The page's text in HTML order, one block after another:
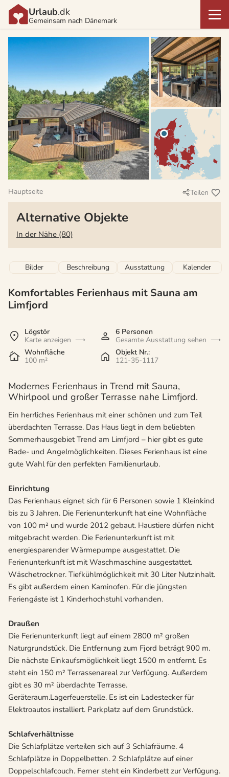
Urlaub.dk
Gemeinsam nach Dänemark
Hauptseite Teilen
Alternative Objekte
In der Nähe (80)
Bilder Beschreibung Ausstattung Kalender
Komfortables Ferienhaus mit Sauna am
Limfjord
Lögstör
Karte anzeigen
6 Personen
Gesamte Ausstattung sehen
Wohnfläche
100 m²
Objekt Nr.:
121-35-1117
Modernes Ferienhaus in Trend mit Sauna,
Whirlpool und großer Terrasse nahe Limfjord.
Ein herrliches Ferienhaus mit einer schönen und zum Teil
überdachten Terrasse. Das Haus liegt in dem beliebten
Sommerhausgebiet Trend am Limfjord – hier gibt es gute
Bade- und Angelmöglichkeiten. Dieses Ferienhaus ist eine
gute Wahl für den perfekten Familienurlaub.
Einrichtung
Das Ferienhaus eignet sich für 6 Personen sowie 1 Kleinkind
bis zu 3 Jahren. Die Ferienunterkunft hat eine Wohnfläche
von 100 m² und wurde 2012 gebaut. Haustiere dürfen nicht
mitgebracht werden. Die Ferienunterkunft ist mit
energiesparender Wärmepumpe ausgestattet. Die
Ferienunterkunft ist mit Waschmaschine ausgestattet.
Wäschetrockner. Tiefkühlmöglichkeit mit 30 Liter Nutzinhalt.
Es gibt außerdem einen Kaminofen. Für die jüngsten
Feriengäste ist 1 Kinderhochstuhl vorhanden.
Draußen
Die Ferienunterkunft liegt auf einem 2800 m² großen
Naturgrundstück. Die Entfernung zum Fjord beträgt 900 m.
Die nächste Einkaufsmöglichkeit liegt 1500 m entfernt. Es
steht ein 150 m² Terrassenareal zur Verfügung. Außerdem
gibt es 30 m² überdachte Terrasse.
Geräteraum.Lagerfeuerstelle. Es ist ein Ladestecker für
Elektroautos installiert. Parkplatz auf dem Grundstück.
Schlafverhältnisse
Die Schlafplätze verteilen sich auf 3 Schlafräume. 4
Schlafplätze in Doppelbetten. 2 Schlafplätze auf einer
Doppelschlafcouch. Ferner steht ein Kinderbett zur Verfügung.